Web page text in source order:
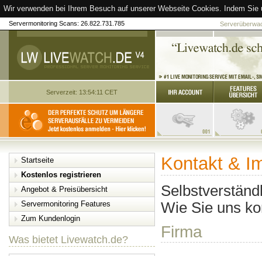
Wir verwenden bei Ihrem Besuch auf unserer Webseite Cookies. Indem
Servermonitoring Scans: 26.822.731.785
Serverzeit: 13:54:11 CET
Kontakt &
Wie Sie uns
Firma
Startseite
Kostenlos registrieren
Angebot & Preisübersicht
Servermonitoring Features
Zum Kundenlogin
Was bietet Livewatch.de?